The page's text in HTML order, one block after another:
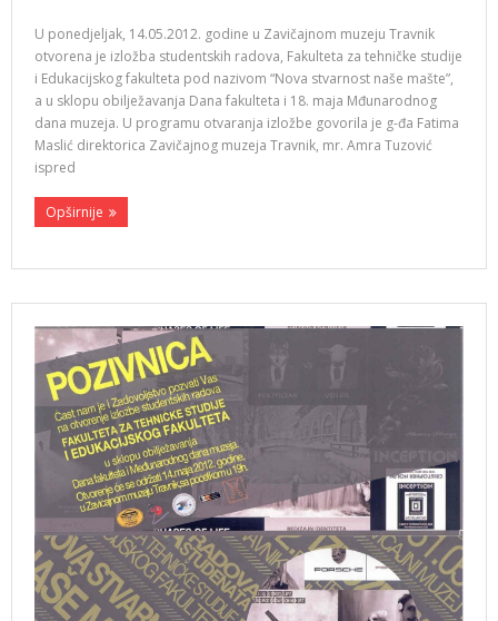
U ponedjeljak, 14.05.2012. godine u Zavičajnom muzeju Travnik
otvorena je izložba studentskih radova, Fakulteta za tehničke studije
i Edukacijskog fakulteta pod nazivom “Nova stvarnost naše mašte”,
a u sklopu obilježavanja Dana fakulteta i 18. maja Mđunarodnog
dana muzeja. U programu otvaranja izložbe govorila je g-đa Fatima
Maslić direktorica Zavičajnog muzeja Travnik, mr. Amra Tuzović
ispred
Opširnije